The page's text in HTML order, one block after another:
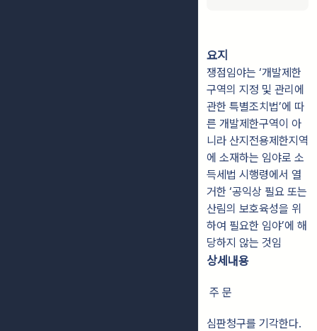
요지
쟁점임야는 ‘개발제한
구역의 지정 및 관리에
관한 특별조치법’에 따
른 개발제한구역이 아
니라 산지전용제한지역
에 소재하는 임야로 소
득세법 시행령에서 열
거한 ‘공익상 필요 또는
산림의 보호육성을 위
하여 필요한 임야’에 해
당하지 않는 것임
상세내용
주 문
심판청구를 기각한다.